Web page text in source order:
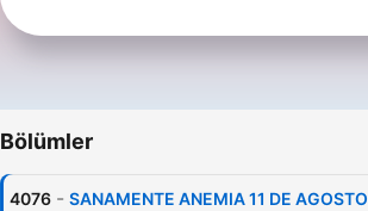
Bölümler
4076 - SANAMENTE ANEMIA 11 DE AGOSTO